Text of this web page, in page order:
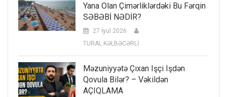
Yana Olan Çimərliklərdəki Bu Fərqin
SƏBƏBİ NƏDİR?
27 İyul 2026
TURAL KƏLBƏCƏRLİ
Məzuniyyətə Çıxan Işçi Işdən
Qovula Bilər? – Vəkildən
AÇIQLAMA